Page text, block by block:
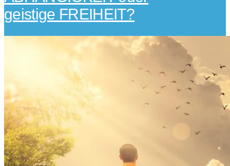
geistige FREIHEIT?